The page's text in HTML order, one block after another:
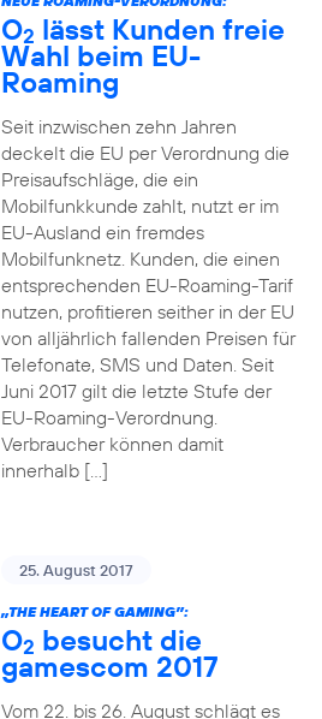
O2 lässt Kunden freie
Wahl beim EU-
Roaming
Seit inzwischen zehn Jahren
deckelt die EU per Verordnung die
Preisaufschläge, die ein
Mobilfunkkunde zahlt, nutzt er im
EU-Ausland ein fremdes
Mobilfunknetz. Kunden, die einen
entsprechenden EU-Roaming-Tarif
nutzen, profitieren seither in der EU
von alljährlich fallenden Preisen für
Telefonate, SMS und Daten. Seit
Juni 2017 gilt die letzte Stufe der
EU-Roaming-Verordnung.
Verbraucher können damit
innerhalb […]
25. August 2017
„THE HEART OF GAMING”:
O2 besucht die
gamescom 2017
Vom 22. bis 26. August schlägt es